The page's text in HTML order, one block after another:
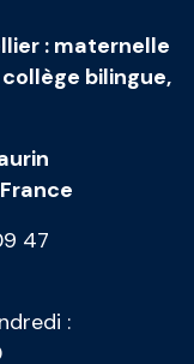
: maternelle
collège bilingue,
47
: